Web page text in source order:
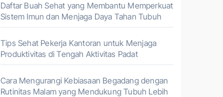
Daftar Buah Sehat yang Membantu Memperkuat
Sistem Imun dan Menjaga Daya Tahan Tubuh
Tips Sehat Pekerja Kantoran untuk Menjaga
Produktivitas di Tengah Aktivitas Padat
Cara Mengurangi Kebiasaan Begadang dengan
Rutinitas Malam yang Mendukung Tubuh Lebih